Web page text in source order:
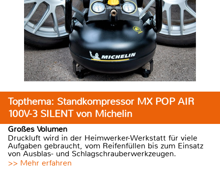
Topthema: Standkompressor MX POP AIR
100V-3 SILENT von Michelin
Großes Volumen
Druckluft wird in der Heimwerker-Werkstatt für viele
Aufgaben gebraucht, vom Reifenfüllen bis zum Einsatz
von Ausblas- und Schlagschrauberwerkzeugen.
>> Mehr erfahren